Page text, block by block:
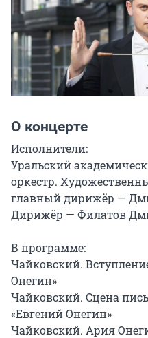
О концерте
Исполнители:
Уральский
оркестр.
главный дирижёр —
Дирижёр — Филатов
В программе:
Чайковский.
Онегин»
Чайковский. Сцена
«Евгений Онегин»
Чайковский. Ария